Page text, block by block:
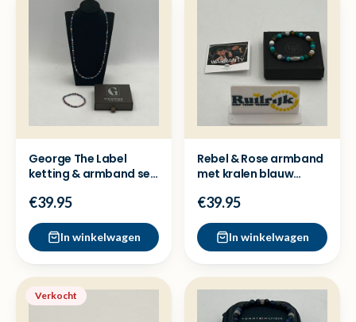
George The Label
ketting & armband set
€39.95
In winkelwagen
Rebel & Rose armband
met kralen blauw
€39.95
In winkelwagen
Verkocht